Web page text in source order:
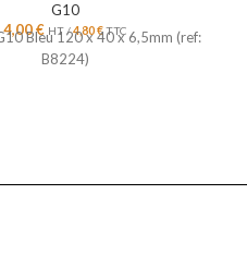
G10
4,00€ HT /4,80€TTC
Bleu 120 x 40 x 6,5mm (ref:
B8224)